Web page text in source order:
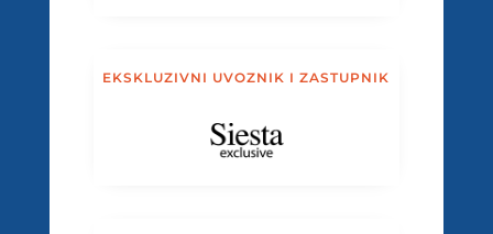
EKSKLUZIVNI UVOZNIK I ZASTUPNIK